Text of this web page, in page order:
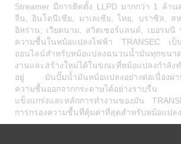
Streamer มีการติดตั้ง LLPD มากกว่า 1 ล้าน
จีน, อินโดนีเซีย, มาเลเซีย, ไทย, บราซิล, สห
อิหร่าน, เวียดนาม, สวิตเซอร์แลนด์, เยอรมนี
ความชื้นในหม้อแปลงไฟฟ้า TRANSEC เป็
ออนไลน์สำหรับหม้อแปลงฉนวนน้ำมันทุกขน
งานและสร้างใหม่ได้ในขณะที่หม้อแปลงกำลัง
อยู่ มันปั๊มน้ำมันหม้อแปลงอย่างต่อเนื่องผ่า
ความชื้นออกจากกระดาษได้อย่างราบรื่น
แข็งแกร่งและหลักการทำงานของมัน
การกรองความชื้นที่คุ้มค่าที่สุดสำหรับหม้อแปล